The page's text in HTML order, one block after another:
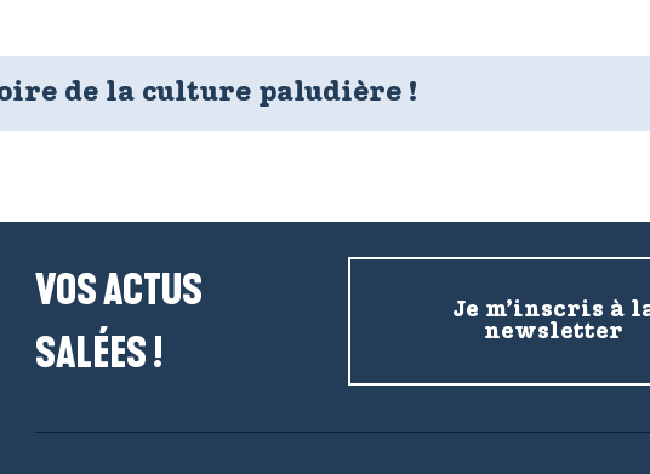
de la culture paludière !
VOS ACTUS
SALÉES !
Je m’inscris à
newsletter